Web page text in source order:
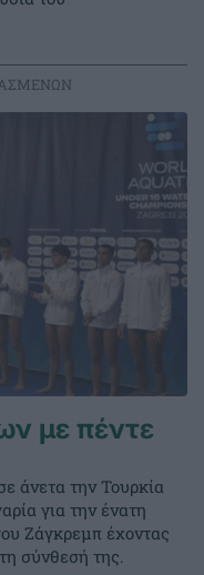
με πέντε
άνετα την Τουρκία
για την ένατη
Ζάγκρεμπ έχοντας
σύνθεσή της.